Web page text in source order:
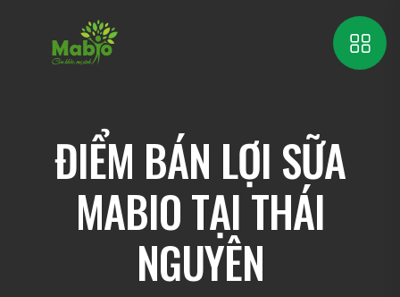
ĐIỂM BÁN LỢI SỮA
MABIO TẠI THÁI
NGUYÊN